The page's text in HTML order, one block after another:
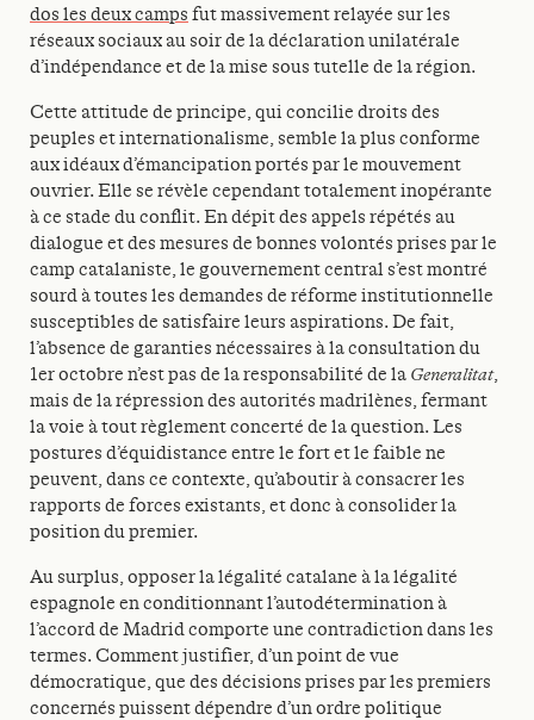
dos les deux camps fut massivement relayée sur les
réseaux sociaux au soir de la déclaration unilatérale
d’indépendance et de la mise sous tutelle de la région.
Cette attitude de principe, qui concilie droits des
peuples et internationalisme, semble la plus conforme
aux idéaux d’émancipation portés par le mouvement
ouvrier. Elle se révèle cependant totalement inopérante
à ce stade du conflit. En dépit des appels répétés au
dialogue et des mesures de bonnes volontés prises par le
camp catalaniste, le gouvernement central s’est montré
sourd à toutes les demandes de réforme institutionnelle
susceptibles de satisfaire leurs aspirations. De fait,
l’absence de garanties nécessaires à la consultation du
1er octobre n’est pas de la responsabilité de la Generalitat,
mais de la répression des autorités madrilènes, fermant
la voie à tout règlement concerté de la question. Les
postures d’équidistance entre le fort et le faible ne
peuvent, dans ce contexte, qu’aboutir à consacrer les
rapports de forces existants, et donc à consolider la
position du premier.
Au surplus, opposer la légalité catalane à la légalité
espagnole en conditionnant l’autodétermination à
l’accord de Madrid comporte une contradiction dans les
termes. Comment justifier, d’un point de vue
démocratique, que des décisions prises par les premiers
concernés puissent dépendre d’un ordre politique